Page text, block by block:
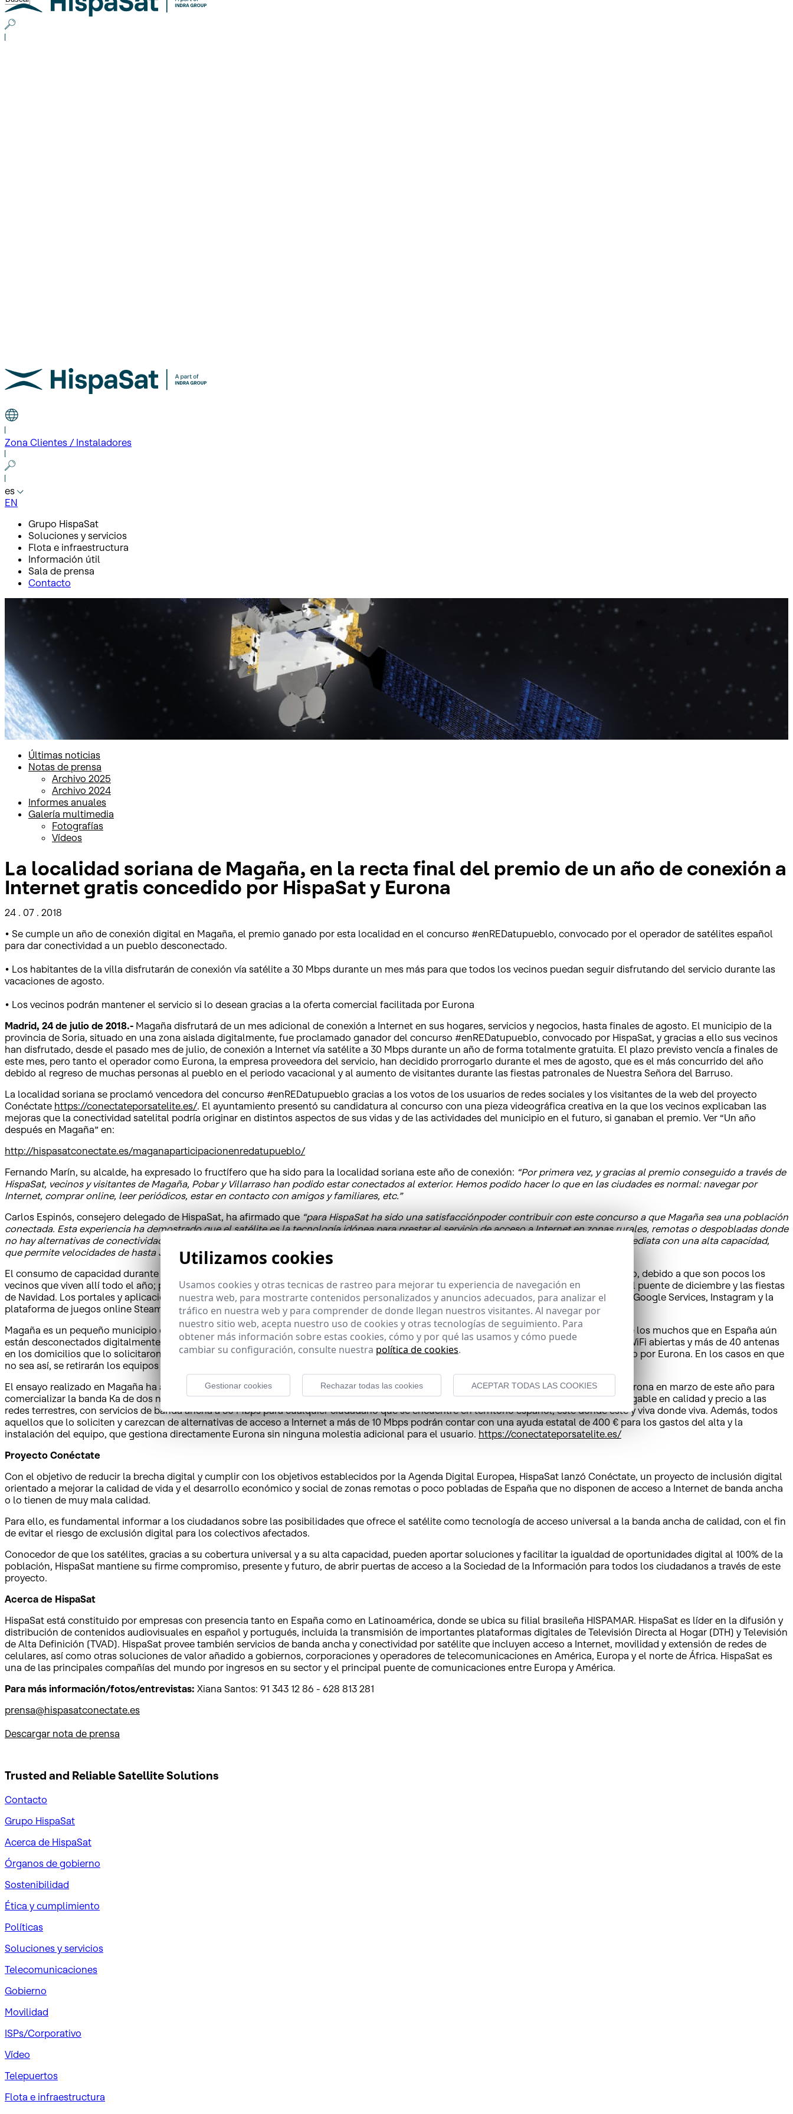
Zona Clientes / Instaladores
es
EN
Grupo HispaSat
Soluciones y servicios
Flota e infraestructura
Información útil
Sala de prensa
Contacto
Sala de prensa
Notas de prensa
Últimas noticias
Notas de prensa
Archivo 2025
Archivo 2024
Informes anuales
Galería multimedia
Fotografías
Vídeos
La localidad soriana de Magaña, en la recta final del premio de un año de conexión a
Internet gratis concedido por HispaSat y Eurona
24 . 07 . 2018
• Se cumple un año de conexión digital en Magaña, el premio ganado por esta localidad en el concurso #enREDatupueblo, convocado por el operador de satélites español
para dar conectividad a un pueblo desconectado.
• Los habitantes de la villa disfrutarán de conexión vía satélite a 30 Mbps durante un mes más para que todos los vecinos puedan seguir disfrutando del servicio durante las
vacaciones de agosto.
• Los vecinos podrán mantener el servicio si lo desean gracias a la oferta comercial facilitada por Eurona
Madrid, 24 de julio de 2018.- Magaña disfrutará de un mes adicional de conexión a Internet en sus hogares, servicios y negocios, hasta finales de agosto. El municipio de la
provincia de Soria, situado en una zona aislada digitalmente, fue proclamado ganador del concurso #enREDatupueblo, convocado por HispaSat, y gracias a ello sus vecinos
han disfrutado, desde el pasado mes de julio, de conexión a Internet vía satélite a 30 Mbps durante un año de forma totalmente gratuita. El plazo previsto vencía a finales de
este mes, pero tanto el operador como Eurona, la empresa proveedora del servicio, han decidido prorrogarlo durante el mes de agosto, que es el más concurrido del año
debido al regreso de muchas personas al pueblo en el periodo vacacional y al aumento de visitantes durante las fiestas patronales de Nuestra Señora del Barruso.
La localidad soriana se proclamó vencedora del concurso #enREDatupueblo gracias a los votos de los usuarios de redes sociales y los visitantes de la web del proyecto
Conéctate https://conectateporsatelite.es/. El ayuntamiento presentó su candidatura al concurso con una pieza videográfica creativa en la que los vecinos explicaban las
mejoras que la conectividad satelital podría originar en distintos aspectos de sus vidas y de las actividades del municipio en el futuro, si ganaban el premio. Ver “Un año
después en Magaña” en:
http://hispasatconectate.es/maganaparticipacionenredatupueblo/
Fernando Marín, su alcalde, ha expresado lo fructífero que ha sido para la localidad soriana este año de conexión: “Por primera vez, y gracias al premio conseguido a través de
HispaSat, vecinos y visitantes de Magaña, Pobar y Villarraso han podido estar conectados al exterior. Hemos podido hacer lo que en las ciudades es normal: navegar por
Internet, comprar online, leer periódicos, estar en contacto con amigos y familiares, etc.”
Carlos Espinós, consejero delegado de HispaSat, ha afirmado que “para HispaSat ha sido una satisfacciónpoder contribuir con este concurso a que Magaña sea una población
conectada. Esta experiencia ha demostrado que el satélite es la tecnología idónea para prestar el servicio de acceso a Internet en zonas rurales, remotas o despobladas donde
no hay alternativas de conectividad con suficiente calidad. Basta con instalar una antena para tener conexión de banda ancha de forma inmediata con una alta capacidad,
que permite velocidades de hasta 30 Mbps en condiciones similares y precios homologables a las de otras redes”.
El consumo de capacidad durante el periodo de conectividad gratuita se ha mantenido relativamente bajo durante la mayor parte del tiempo, debido a que son pocos los
vecinos que viven allí todo el año; pero ha superado los 300 GB en agosto y diciembre de 2017, coincidiendo con las vacaciones de verano, el puente de diciembre y las fiestas
de Navidad. Los portales y aplicaciones más utilizados en estos meses han sido Youtube, navegación en páginas web, el correo electrónico, Google Services, Instagram y la
plataforma de juegos online Steam, además de servicios de mensajería instantánea como Whatsapp.
Magaña es un pequeño municipio de 79 habitantes, ubicado en la comarca de las Tierras Altas, en el noreste de la provincia de Soria; uno de los muchos que en España aún
están desconectados digitalmente sin posibilidad de acceso a Internet por vía terrestre. Para dotarlo de conectividad se instalaron 4 zonas WiFi abiertas y más de 40 antenas
en los domicilios que lo solicitaron, que se mantendrán colocadas en los hogares de los residentes que deseen contratar el servicio, ofrecido por Eurona. En los casos en que
no sea así, se retirarán los equipos sin coste para los usuarios.
El ensayo realizado en Magaña ha abierto camino al desarrollo de la conectividad rural vía satélite. Elacuerdo alcanzado entre HispaSat y Eurona en marzo de este año para
comercializar la banda Ka de dos nuevos satélites, el HispaSat 36W-1 y el HispaSat 30W-6, permite ofrecer una solución tecnológica homologable en calidad y precio a las
redes terrestres, con servicios de banda ancha a 30 Mbps para cualquier ciudadano que se encuentre en territorio español, esté donde esté y viva donde viva. Además, todos
aquellos que lo soliciten y carezcan de alternativas de acceso a Internet a más de 10 Mbps podrán contar con una ayuda estatal de 400 € para los gastos del alta y la
instalación del equipo, que gestiona directamente Eurona sin ninguna molestia adicional para el usuario. https://conectateporsatelite.es/
Proyecto Conéctate
Con el objetivo de reducir la brecha digital y cumplir con los objetivos establecidos por la Agenda Digital Europea, HispaSat lanzó Conéctate, un proyecto de inclusión digital
orientado a mejorar la calidad de vida y el desarrollo económico y social de zonas remotas o poco pobladas de España que no disponen de acceso a Internet de banda ancha
o lo tienen de muy mala calidad.
Para ello, es fundamental informar a los ciudadanos sobre las posibilidades que ofrece el satélite como tecnología de acceso universal a la banda ancha de calidad, con el fin
de evitar el riesgo de exclusión digital para los colectivos afectados.
Conocedor de que los satélites, gracias a su cobertura universal y a su alta capacidad, pueden aportar soluciones y facilitar la igualdad de oportunidades digital al 100% de la
población, HispaSat mantiene su firme compromiso, presente y futuro, de abrir puertas de acceso a la Sociedad de la Información para todos los ciudadanos a través de este
proyecto.
Acerca de HispaSat
HispaSat está constituido por empresas con presencia tanto en España como en Latinoamérica, donde se ubica su filial brasileña HISPAMAR. HispaSat es líder en la difusión y
distribución de contenidos audiovisuales en español y portugués, incluida la transmisión de importantes plataformas digitales de Televisión Directa al Hogar (DTH) y Televisión
de Alta Definición (TVAD). HispaSat provee también servicios de banda ancha y conectividad por satélite que incluyen acceso a Internet, movilidad y extensión de redes de
celulares, así como otras soluciones de valor añadido a gobiernos, corporaciones y operadores de telecomunicaciones en América, Europa y el norte de África. HispaSat es
una de las principales compañías del mundo por ingresos en su sector y el principal puente de comunicaciones entre Europa y América.
Para más información/fotos/entrevistas: Xiana Santos: 91 343 12 86 - 628 813 281
prensa@hispasatconectate.es
Descargar nota de prensa
Trusted and ReliableSatellite Solutions
Contacto
Grupo HispaSat
Acerca de HispaSat
Órganos de gobierno
Sostenibilidad
Ética y cumplimiento
Políticas
Soluciones y servicios
Telecomunicaciones
Gobierno
Movilidad
ISPs/Corporativo
Vídeo
Telepuertos
Flota e infraestructura
Utilizamos cookies
Usamos cookies y otras tecnicas de rastreo para mejorar tu experiencia de navegación en
nuestra web, para mostrarte contenidos personalizados y anuncios adecuados, para analizar el
tráfico en nuestra web y para comprender de donde llegan nuestros visitantes. Al navegar por
nuestro sitio web, acepta nuestro uso de cookies y otras tecnologías de seguimiento. Para
obtener más información sobre estas cookies, cómo y por qué las usamos y cómo puede
cambiar su configuración, consulte nuestra política de cookies.
Gestionar cookies Rechazar todas las cookies ACEPTAR TODAS LAS COOKIES